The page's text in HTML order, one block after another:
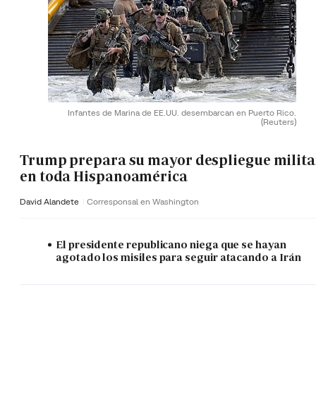
Infantes de Marina de EE.UU. desembarcan en Puerto Rico.
(Reuters)
Trump prepara su mayor despliegue
en toda Hispanoamérica
David Alandete Corresponsal en Washington
El presidente republicano niega que se hayan
agotado los misiles para seguir atacando a Irán